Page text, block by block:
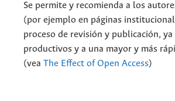
Se permite y recomienda a los
(por ejemplo en páginas
proceso de revisión y publicación,
productivos y a una mayor y más
(vea The Effect of Open Access)